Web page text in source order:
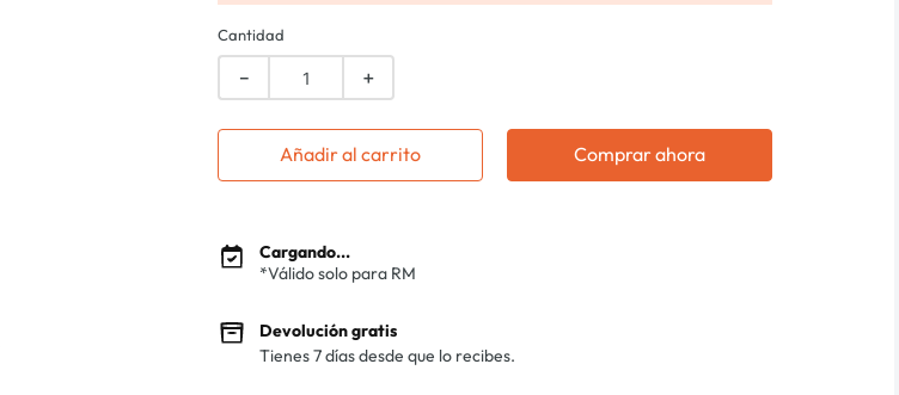
Cantidad
＋
－
Añadir al carrito Comprar ahora
Cargando...
*Válido solo para RM
Devolución gratis
Tienes 7 días desde que lo recibes.